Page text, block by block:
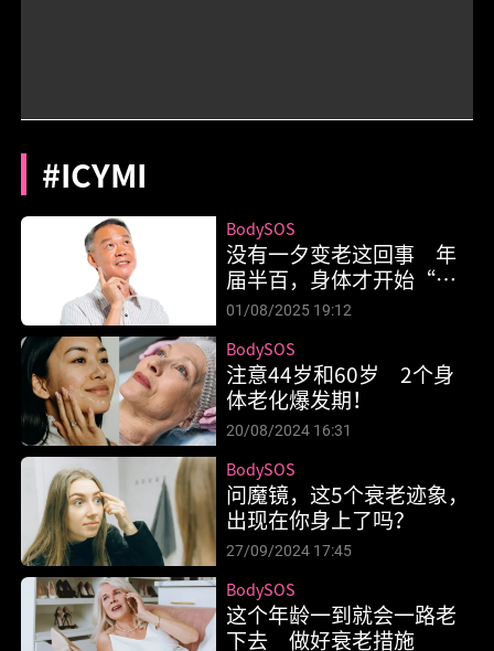
#ICYMI
没有一夕变老这回事 年
届半百，身体才开始“大
转弯”！
BodySOS
01/08/2025 19:12
注意44岁和60岁 2个身
体老化爆发期！
BodySOS
20/08/2024 16:31
问魔镜，这5个衰老迹象，
出现在你身上了吗？
BodySOS
27/09/2024 17:45
这个年龄一到就会一路老
下去 做好衰老措施
BodySOS